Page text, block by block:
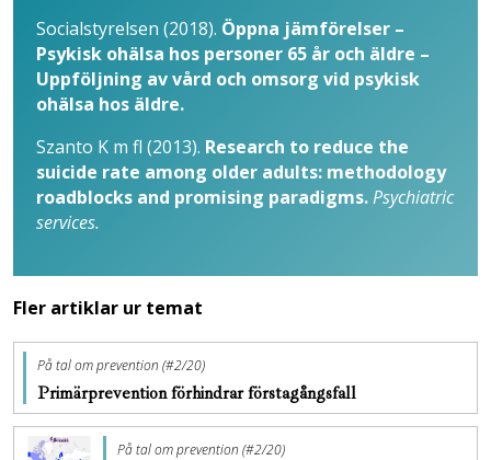
Socialstyrelsen (2018). Öppna jämförelser –
Psykisk ohälsa hos personer 65 år och äldre –
Uppföljning av vård och omsorg vid psykisk
ohälsa hos äldre.
Szanto K m fl (2013). Research to reduce the
suicide rate among older adults: methodology
roadblocks and promising paradigms.Psychiatric
services.
Fler artiklar ur temat
På tal om prevention (#2/20)
Primärprevention förhindrar förstagångsfall
På tal om prevention (#2/20)